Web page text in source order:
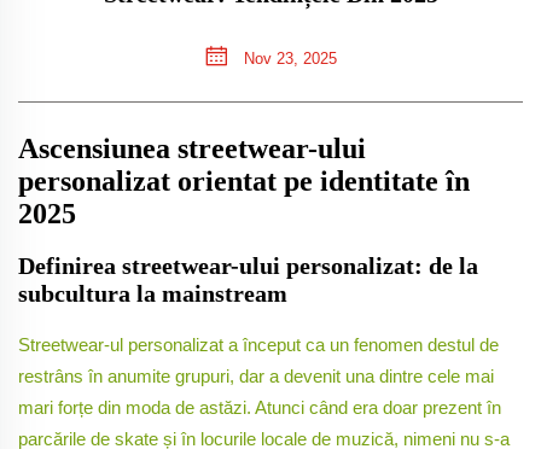
Nov 23, 2025
Ascensiunea streetwear-ului
personalizat orientat pe identitate în
2025
Definirea streetwear-ului personalizat: de la
subcultura la mainstream
Streetwear-ul personalizat a început ca un fenomen destul de
restrâns în anumite grupuri, dar a devenit una dintre cele mai
mari forțe din moda de astăzi. Atunci când era doar prezent în
parcările de skate și în locurile locale de muzică, nimeni nu s-a